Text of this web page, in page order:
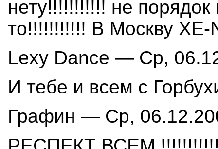
нету!!!!!!!!!!! не
то!!!!!!!!!!! В Москву XE-
Lexy Dance — Ср,
И тебе и всем с
Графин — Ср,